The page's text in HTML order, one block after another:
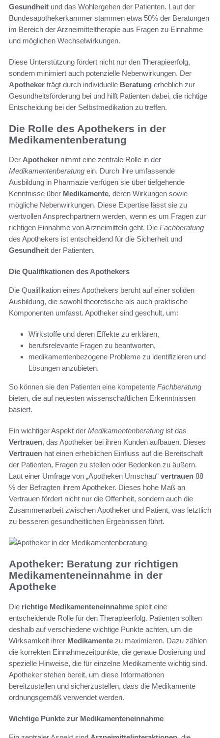
Gesundheit und das Wohlergehen der Patienten. Laut der
Bundesapothekerkammer stammen etwa 50% der Beratungen
im Bereich der Arzneimitteltherapie aus Fragen zu Einnahme
und möglichen Wechselwirkungen.
Diese Unterstützung fördert nicht nur den Therapieerfolg,
sondern minimiert auch potenzielle Nebenwirkungen. Der
Apotheker trägt durch individuelle Beratung erheblich zur
Gesundheitsförderung bei und hilft Patienten dabei, die richtige
Entscheidung bei der Selbstmedikation zu treffen.
Die Rolle des Apothekers in der
Medikamentenberatung
Der Apotheker nimmt eine zentrale Rolle in der
Medikamentenberatung ein. Durch ihre umfassende
Ausbildung in Pharmazie verfügen sie über tiefgehende
Kenntnisse über Medikamente, deren Wirkungen sowie
mögliche Nebenwirkungen. Diese Expertise lässt sie zu
wertvollen Ansprechpartnern werden, wenn es um Fragen zur
richtigen Einnahme von Arzneimitteln geht. Die Fachberatung
des Apothekers ist entscheidend für die Sicherheit und
Gesundheit der Patienten.
Die Qualifikationen des Apothekers
Die Qualifikation eines Apothekers beruht auf einer soliden
Ausbildung, die sowohl theoretische als auch praktische
Komponenten umfasst. Apotheker sind geschult, um:
Wirkstoffe und deren Effekte zu erklären,
berufsrelevante Fragen zu beantworten,
medikamentenbezogene Probleme zu identifizieren und
Lösungen anzubieten.
So können sie den Patienten eine kompetente Fachberatung
bieten, die auf neuesten wissenschaftlichen Erkenntnissen
basiert.
Ein wichtiger Aspekt der Medikamentenberatung ist das
Vertrauen, das Apotheker bei ihren Kunden aufbauen. Dieses
Vertrauen hat einen erheblichen Einfluss auf die Bereitschaft
der Patienten, Fragen zu stellen oder Bedenken zu äußern.
Laut einer Umfrage von „Apotheken Umschau“ vertrauen 88
% der Befragten ihrem Apotheker. Dieses hohe Maß an
Vertrauen fördert nicht nur die Offenheit, sondern auch die
Zusammenarbeit zwischen Apotheker und Patient, was letztlich
zu besseren gesundheitlichen Ergebnissen führt.
Apotheker: Beratung zur richtigen
Medikamenteneinnahme in der
Apotheke
Die richtige Medikamenteneinnahme spielt eine
entscheidende Rolle für den Therapieerfolg. Patienten sollten
deshalb auf verschiedene wichtige Punkte achten, um die
Wirksamkeit ihrer Medikamente zu maximieren. Dazu zählen
die korrekten Einnahmezeitpunkte, die genaue Dosierung und
spezielle Hinweise, die für einzelne Medikamente wichtig sind.
Apotheker stehen bereit, um diese Informationen
bereitzustellen und sicherzustellen, dass die Medikamente
ordnungsgemäß verwendet werden.
Wichtige Punkte zur Medikamenteneinnahme